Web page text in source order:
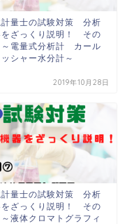
計量士の試験対策 分析
をざっくり説明！ その
電量式分析計 カール
シャー水分計～
2019年10月28日
計量士の試験対策 分析
をざっくり説明！ その
体クロマトグラフィ